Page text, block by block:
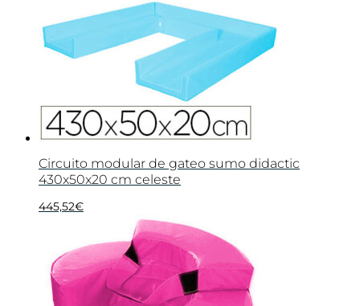
Circuito modular de gateo sumo didactic
430x50x20 cm celeste
445,52€